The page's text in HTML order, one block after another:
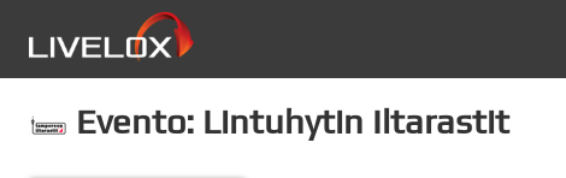
Evento: Lintuhytin Iltarastit